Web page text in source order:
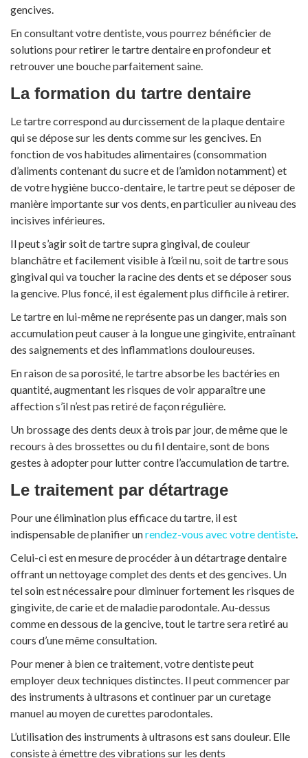
gencives.
En consultant votre dentiste, vous pourrez bénéficier de
solutions pour retirer le tartre dentaire en profondeur et
retrouver une bouche parfaitement saine.
La formation du tartre dentaire
Le tartre correspond au durcissement de la plaque dentaire
qui se dépose sur les dents comme sur les gencives. En
fonction de vos habitudes alimentaires (consommation
d’aliments contenant du sucre et de l’amidon notamment) et
de votre hygiène bucco-dentaire, le tartre peut se déposer de
manière importante sur vos dents, en particulier au niveau des
incisives inférieures.
Il peut s’agir soit de tartre supra gingival, de couleur
blanchâtre et facilement visible à l’œil nu, soit de tartre sous
gingival qui va toucher la racine des dents et se déposer sous
la gencive. Plus foncé, il est également plus difficile à retirer.
Le tartre en lui-même ne représente pas un danger, mais son
accumulation peut causer à la longue une gingivite, entraînant
des saignements et des inflammations douloureuses.
En raison de sa porosité, le tartre absorbe les bactéries en
quantité, augmentant les risques de voir apparaître une
affection s’il n’est pas retiré de façon régulière.
Un brossage des dents deux à trois par jour, de même que le
recours à des brossettes ou du fil dentaire, sont de bons
gestes à adopter pour lutter contre l’accumulation de tartre.
Le traitement par détartrage
Pour une élimination plus efficace du tartre, il est
indispensable de planifier unrendez-vous avec votre dentiste.
Celui-ci est en mesure de procéder à un détartrage dentaire
offrant un nettoyage complet des dents et des gencives. Un
tel soin est nécessaire pour diminuer fortement les risques de
gingivite, de carie et de maladie parodontale. Au-dessus
comme en dessous de la gencive, tout le tartre sera retiré au
cours d’une même consultation.
Pour mener à bien ce traitement, votre dentiste peut
employer deux techniques distinctes. Il peut commencer par
des instruments à ultrasons et continuer par un curetage
manuel au moyen de curettes parodontales.
L’utilisation des instruments à ultrasons est sans douleur. Elle
consiste à émettre des vibrations sur les dents